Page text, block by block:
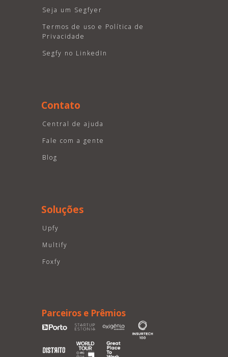
Seja um Segfyer
Termos de uso e Política de
Privacidade
Segfy no LinkedIn
Contato
Central de ajuda
Fale com a gente
Blog
Soluções
Upfy
Multify
Foxfy
Parceiros e Prêmios